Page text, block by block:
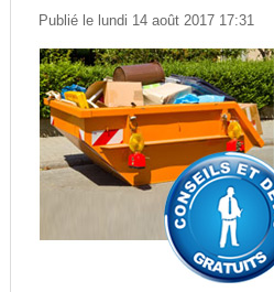
Publié le lundi 14 août 2017 17:31